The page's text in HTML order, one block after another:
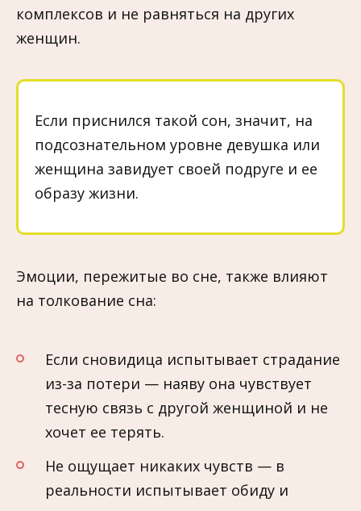
комплексов и не равняться на других
женщин.
Если приснился такой сон, значит, на
подсознательном уровне девушка или
женщина завидует своей подруге и ее
образу жизни.
Эмоции, пережитые во сне, также влияют
на толкование сна:
Если сновидица испытывает страдание
из-за потери — наяву она чувствует
тесную связь с другой женщиной и не
хочет ее терять.
Не ощущает никаких чувств — в
реальности испытывает обиду и